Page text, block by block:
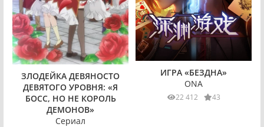
ЗЛОДЕЙКА ДЕВЯНОСТО
ДЕВЯТОГО УРОВНЯ: «Я
БОСС, НО НЕ КОРОЛЬ
ДЕМОНОВ»
Сериал
ИГРА «БЕЗДНА»
ONA
22 412 43